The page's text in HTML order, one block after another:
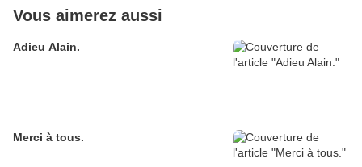
Vous aimerez aussi
Adieu Alain.
Merci à tous.